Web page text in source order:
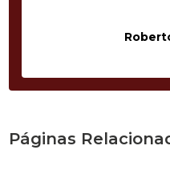
Páginas